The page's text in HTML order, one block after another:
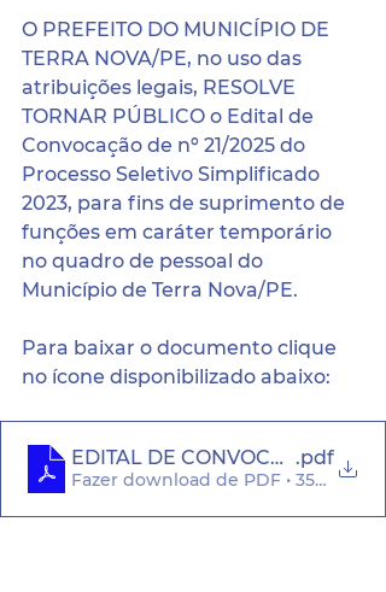
O PREFEITO DO MUNICÍPIO DE
TERRA NOVA/PE, no uso das
atribuições legais, RESOLVE
TORNAR PÚBLICO o Edital de
Convocação de nº 21/2025 do
Processo Seletivo Simplificado
2023, para fins de suprimento de
funções em caráter temporário
no quadro de pessoal do
Município de Terra Nova/PE.
Para baixar o documento clique
no ícone disponibilizado abaixo:
EDITAL DE CONVOCAÇÃO N°
.pdf
Fazer download de PDF • 352KB